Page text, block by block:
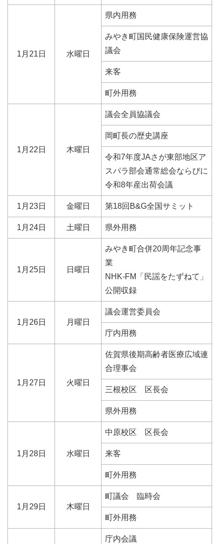
1月21日 水曜日
県内用務
みやき町国民健康保険運営協
議会
来客
町外用務
1月22日 木曜日
議会全員協議会
岡町長の歴史講座
令和7年度JAさが東部地区ア
スパラ部会通常総会ならびに
令和8年産出荷会議
1月23日 金曜日 第18回B&G全国サミット
1月24日 土曜日 県外用務
1月25日 日曜日
みやき町合併20周年記念事
業
NHK-FM「民謡をたずねて」
公開収録
1月26日 月曜日
議会運営委員会
庁内用務
1月27日 火曜日
佐賀県後期高齢者医療広域連
合理事会
三根校区 区長会
県外用務
1月28日 水曜日
中原校区 区長会
来客
町外用務
1月29日 木曜日
町議会 臨時会
町外用務
庁内会議